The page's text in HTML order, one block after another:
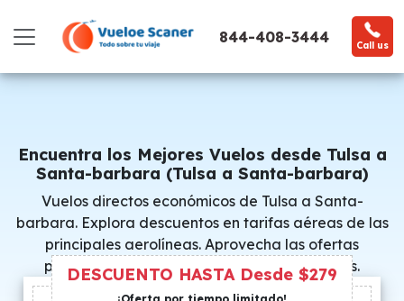
844-408-3444 Call us
Encuentra los Mejores Vuelos desde Tulsa a
Santa-barbara (Tulsa a Santa-barbara)
Vuelos directos económicos de Tulsa a Santa-
barbara. Explora descuentos en tarifas aéreas de las
principales aerolíneas. Aprovecha las ofertas
promocionales y consigue precios especiales.
DESCUENTO HASTA Desde $279